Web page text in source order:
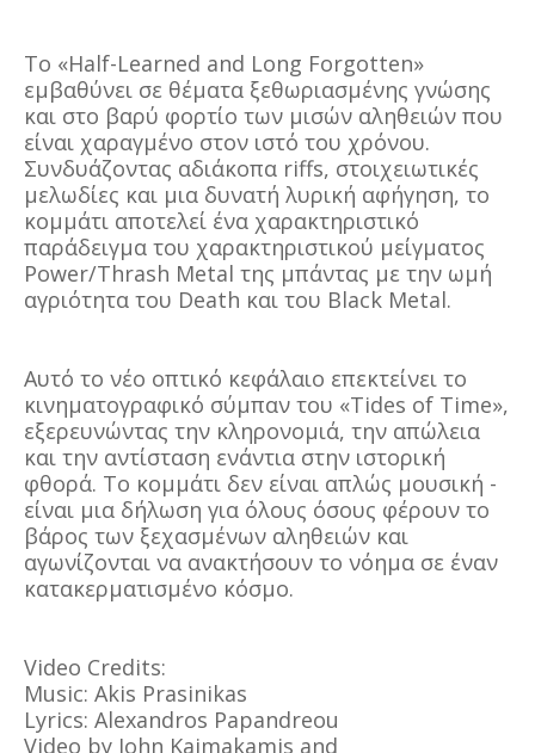
Το «Half-Learned and Long Forgotten»
εμβαθύνει σε θέματα ξεθωριασμένης γνώσης
και στο βαρύ φορτίο των μισών αληθειών που
είναι χαραγμένο στον ιστό του χρόνου.
Συνδυάζοντας αδιάκοπα riffs, στοιχειωτικές
μελωδίες και μια δυνατή λυρική αφήγηση, το
κομμάτι αποτελεί ένα χαρακτηριστικό
παράδειγμα του χαρακτηριστικού μείγματος
Power/Thrash Metal της μπάντας με την ωμή
αγριότητα του Death και του Black Metal.
Αυτό το νέο οπτικό κεφάλαιο επεκτείνει το
κινηματογραφικό σύμπαν του «Tides of Time»,
εξερευνώντας την κληρονομιά, την απώλεια
και την αντίσταση ενάντια στην ιστορική
φθορά. Το κομμάτι δεν είναι απλώς μουσική -
είναι μια δήλωση για όλους όσους φέρουν το
βάρος των ξεχασμένων αληθειών και
αγωνίζονται να ανακτήσουν το νόημα σε έναν
κατακερματισμένο κόσμο.
Video Credits:
Music: Akis Prasinikas
Lyrics: Alexandros Papandreou
Video by John Kaimakamis and